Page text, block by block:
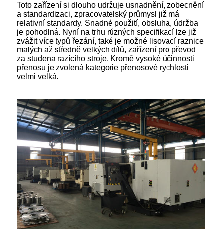
Toto zařízení si dlouho udržuje usnadnění, zobecnění
a standardizaci, zpracovatelský průmysl již má
relativní standardy. Snadné použití, obsluha, údržba
je pohodlná. Nyní na trhu různých specifikací lze již
zvážit více typů řezání, také je možné lisovací raznice
malých až středně velkých dílů, zařízení pro převod
za studena razícího stroje. Kromě vysoké účinnosti
přenosu je zvolená kategorie přenosové rychlosti
velmi velká.